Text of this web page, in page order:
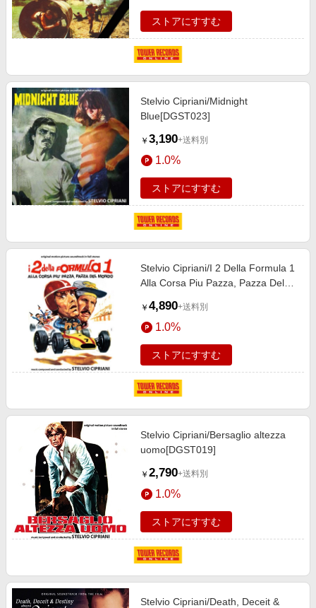
ビジネス・その他サービス
ストアにすすむ
Stelvio Cipriani/Midnight
Blue[DGST023]
￥ 3,190+送料別
1.0%
ストアにすすむ
Stelvio Cipriani/I 2 Della Formula 1
Alla Corsa Piu Pazza, Pazza Del
￥ 4,890+送料別
1.0%
ストアにすすむ
Stelvio Cipriani/Bersaglio altezza
uomo[DGST019]
￥ 2,790+送料別
1.0%
ストアにすすむ
Stelvio Cipriani/Death, Deceit &